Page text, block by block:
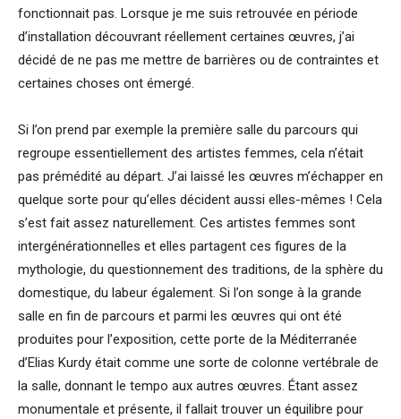
fonctionnait pas. Lorsque je me suis retrouvée en période
d’installation découvrant réellement certaines œuvres, j’ai
décidé de ne pas me mettre de barrières ou de contraintes et
certaines choses ont émergé.
Si l’on prend par exemple la première salle du parcours qui
regroupe essentiellement des artistes femmes, cela n’était
pas prémédité au départ. J’ai laissé les œuvres m’échapper en
quelque sorte pour qu’elles décident aussi elles-mêmes ! Cela
s’est fait assez naturellement. Ces artistes femmes sont
intergénérationnelles et elles partagent ces figures de la
mythologie, du questionnement des traditions, de la sphère du
domestique, du labeur également. Si l’on songe à la grande
salle en fin de parcours et parmi les œuvres qui ont été
produites pour l’exposition, cette porte de la Méditerranée
d’Elias Kurdy était comme une sorte de colonne vertébrale de
la salle, donnant le tempo aux autres œuvres. Étant assez
monumentale et présente, il fallait trouver un équilibre pour